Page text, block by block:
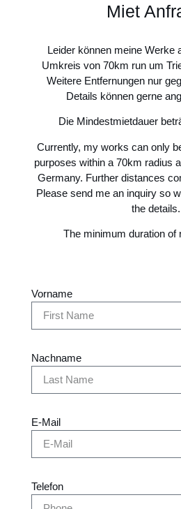
Miet
Leider können meine Werke
Umkreis von 70km run um
Weitere Entfernungen nur
Details können gerne
Die Mindestmietdauer
Currently, my works can only
purposes within a 70km radius
Germany. Further distances
Please send me an inquiry so
the details.
The minimum duration of
Vorname
Nachname
E-Mail
Telefon